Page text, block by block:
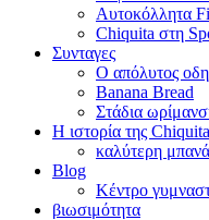
Αυτοκόλλητα
Chiquita στη
Συνταγες
Ο απόλυτος
Banana Bread
Στάδια
Η ιστορία της Chiquita
καλύτερη
Blog
Κέντρο
βιωσιμότητα